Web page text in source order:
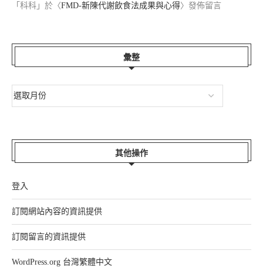
「 科科 」於〈FMD-新陳代謝飲食法成果與心得〉發佈留言
彙整
其他操作
登入
訂閱網站內容的資訊提供
訂閱留言的資訊提供
WordPress.org 台灣繁體中文